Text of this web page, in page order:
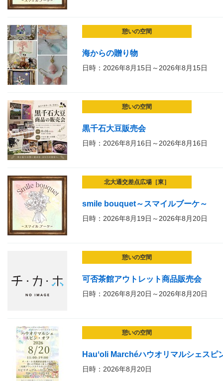
憩いの空間
海からの贈り物
日時：2026年8月15日～2026年8月15日
憩いの空間
黒千石大豆販売会
日時：2026年8月16日～2026年8月16日
北大通交差点広場［東］
smile bouquet～スマイルブーケ～
日時：2026年8月19日～2026年8月20日
憩いの空間
可否茶館アウトレット商品販売会
日時：2026年8月20日～2026年8月20日
憩いの空間
Hauʻoli Marchéハウオリマルシェスピ
日時：2026年8月20日